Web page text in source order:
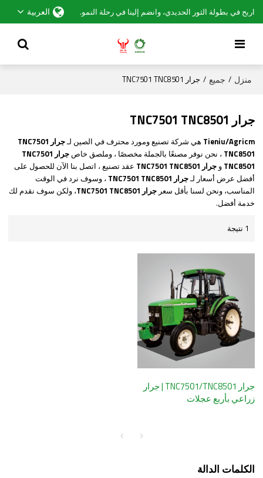
اربح في بطولة الثور الحديدي، وانضم إلينا في رحلة النمو. العربية
منزل / جميع / جرار TNC7501 TNC8501
جرار TNC7501 TNC8501
Tieniu/Agricm هي شركة تصنيع ومورد محترف في الصين لـ
جرار TNC7501
TNC8501 ، نحن نوفر مصنعًا بالجملة مخصصًا ، وملصق خاص
جرار TNC7501
TNC8501 وجرار TNC7501 TNC8501
عقد تصنيع ، اتصل بنا الآن للحصول على
أفضل عرض أسعار لـجرار TNC7501 TNC8501
، وسوف نرد في الوقت
المناسب، ونحن لسنا بأقل سعرجرار TNC7501 TNC8501
، ولكن سوف نقدم لك
خدمة أفضل.
1 نتيجة
جرار TNC7501/TNC8501 | جرار
زراعي بأربع عجلات
الكلمات الدالة